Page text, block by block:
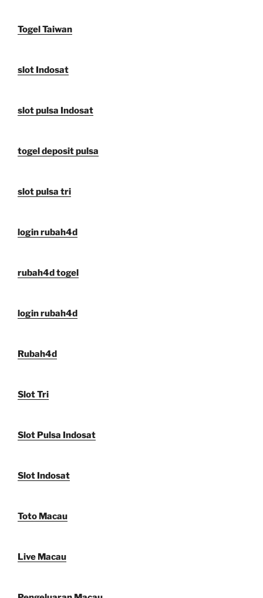
Togel Taiwan
slot Indosat
slot pulsa Indosat
togel deposit pulsa
slot pulsa tri
login rubah4d
rubah4d togel
login rubah4d
Rubah4d
Slot Tri
Slot Pulsa Indosat
Slot Indosat
Toto Macau
Live Macau